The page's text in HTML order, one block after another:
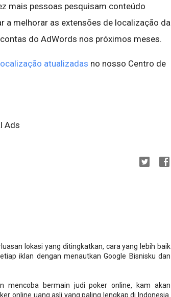
mais pessoas pesquisam conteúdo
a melhorar as extensões de localização da
do AdWords nos próximos meses.
atualizadas no nosso Centro de
Ads
lokasi yang ditingkatkan, cara yang lebih baik
iklan dengan menautkan Google Bisnisku dan
mencoba bermain judi poker online, kam akan
online uang asli yang paling lengkap di Indonesia.